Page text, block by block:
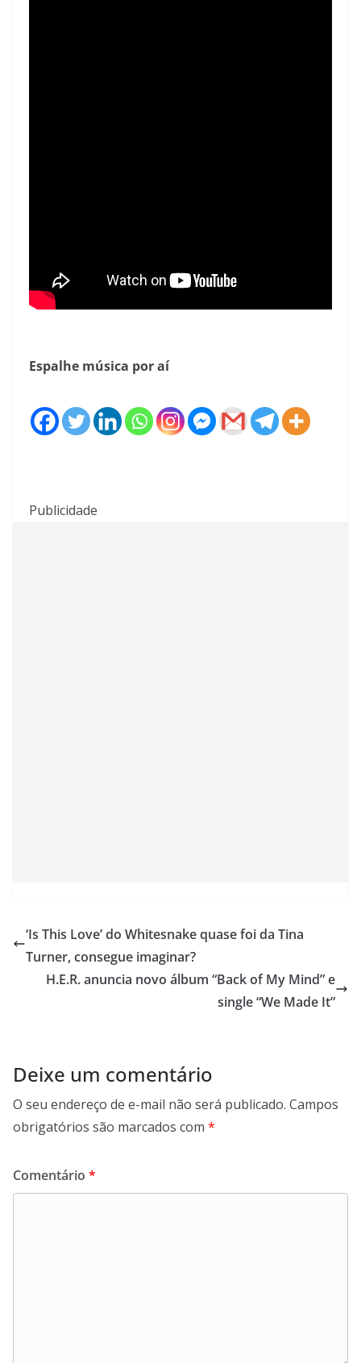
Espalhe música por aí
Publicidade
‘Is This Love’ do Whitesnake quase foi da Tina
Turner, consegue imaginar?
H.E.R. anuncia novo álbum “Back of My Mind” e
single “We Made It”
Deixe um comentário
O seu endereço de e-mail não será publicado. Campos
obrigatórios são marcados com *
Comentário *